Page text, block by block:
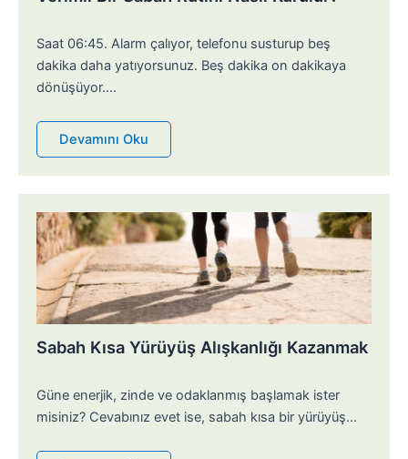
Saat 06:45. Alarm çalıyor, telefonu susturup beş
dakika daha yatıyorsunuz. Beş dakika on dakikaya
dönüşüyor….
Devamını Oku
Sabah Kısa Yürüyüş Alışkanlığı Kazanmak
Güne enerjik, zinde ve odaklanmış başlamak ister
misiniz? Cevabınız evet ise, sabah kısa bir yürüyüş…